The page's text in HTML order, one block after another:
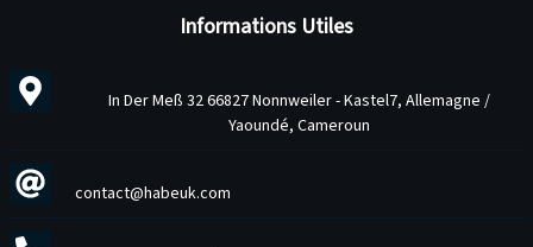
Informations Utiles
In Der Meß 32 66827 Nonnweiler - Kastel7, Allemagne /
Yaoundé, Cameroun
contact@habeuk.com